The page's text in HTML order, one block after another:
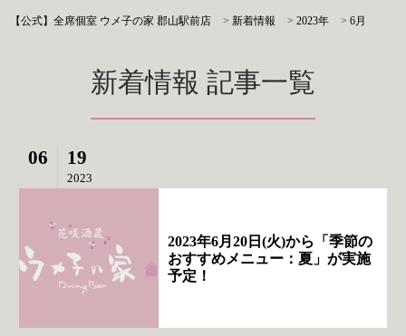
【公式】全席個室 ウメ子の家 郡山駅前店 >新着情報 >2023年 >6月
新着情報 記事一覧
06 19
2023
2023年6月20日(火)から「季節の
おすすめメニュー：夏」が実施
予定！